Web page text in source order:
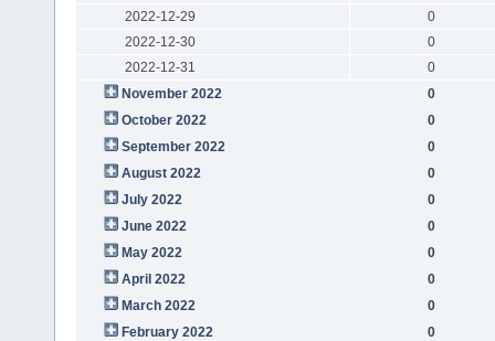
2022-12-29
0
2022-12-30
0
2022-12-31
0
November 2022
0
October 2022
0
September 2022
0
August 2022
0
July 2022
0
June 2022
0
May 2022
0
April 2022
0
March 2022
0
February 2022
0